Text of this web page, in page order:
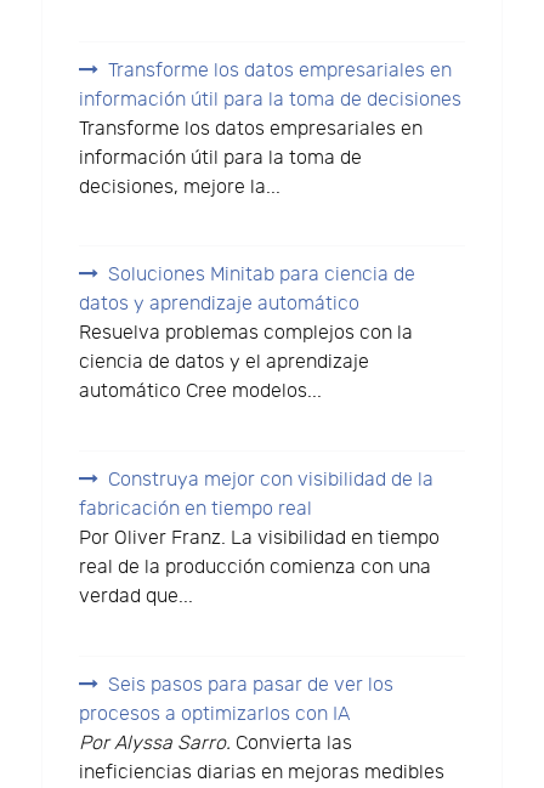
Transforme los datos empresariales en
información útil para la toma de decisiones
Transforme los datos empresariales en
información útil para la toma de
decisiones, mejore la...
Soluciones Minitab para ciencia de
datos y aprendizaje automático
Resuelva problemas complejos con la
ciencia de datos y el aprendizaje
automático Cree modelos...
Construya mejor con visibilidad de la
fabricación en tiempo real
Por Oliver Franz. La visibilidad en tiempo
real de la producción comienza con una
verdad que...
Seis pasos para pasar de ver los
procesos a optimizarlos con IA
Por Alyssa Sarro. Convierta las
ineficiencias diarias en mejoras medibles